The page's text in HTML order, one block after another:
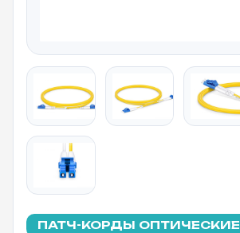
ПАТЧ-КОРДЫ ОПТИЧЕСКИЕ